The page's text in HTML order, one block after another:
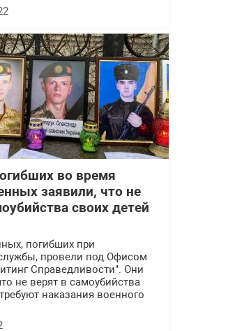
во время
заявили, что не
своих детей
погибших при
провели под Офисом
Справедливости". Они
не верят в самоубийства
наказания военного